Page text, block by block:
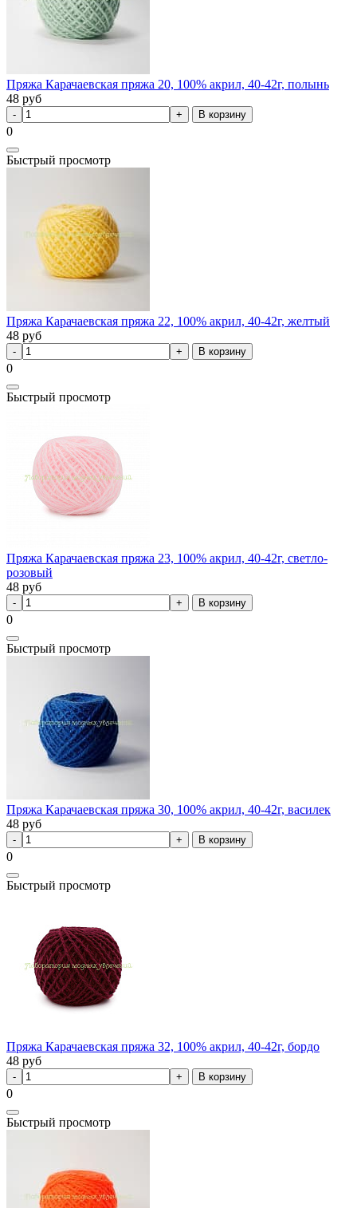
Пряжа Карачаевская пряжа 20, 100% акрил, 40-42г, полынь
48 руб
В корзину
0
Быстрый просмотр
Пряжа Карачаевская пряжа 22, 100% акрил, 40-42г, желтый
48 руб
В корзину
0
Быстрый просмотр
Пряжа Карачаевская пряжа 23, 100% акрил, 40-42г, светло-
розовый
48 руб
В корзину
0
Быстрый просмотр
Пряжа Карачаевская пряжа 30, 100% акрил, 40-42г, василек
48 руб
В корзину
0
Быстрый просмотр
Пряжа Карачаевская пряжа 32, 100% акрил, 40-42г, бордо
48 руб
В корзину
0
Быстрый просмотр